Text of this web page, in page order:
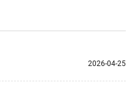
2026-04-25